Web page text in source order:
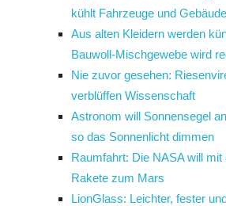
kühlt Fahrzeuge und Gebäude
Aus alten Kleidern werden
Bauwoll-Mischgewebe wird
Nie zuvor gesehen:
verblüffen Wissenschaft
Astronom will Sonnensegel
so das Sonnenlicht dimmen
Raumfahrt: Die NASA will
Rakete zum Mars
LionGlass: Leichter, fester